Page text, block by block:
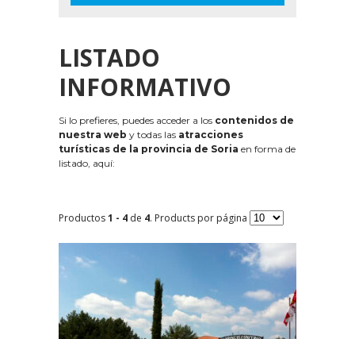
LISTADO
INFORMATIVO
Si lo prefieres, puedes acceder a los contenidos de
nuestra web y todas las atracciones
turísticas de la provincia de Soria en forma de
listado, aquí:
Productos1 - 4 de 4. Products por página